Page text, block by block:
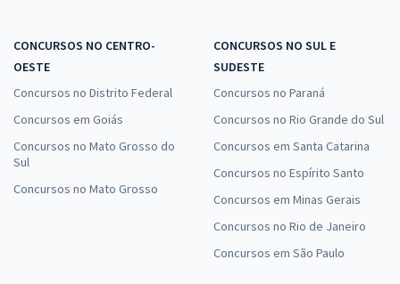
CONCURSOS NO CENTRO-
OESTE
Concursos no Distrito Federal
Concursos em Goiás
Concursos no Mato Grosso do
Sul
Concursos no Mato Grosso
CONCURSOS NO SUL E
SUDESTE
Concursos no Paraná
Concursos no Rio Grande do Sul
Concursos em Santa Catarina
Concursos no Espírito Santo
Concursos em Minas Gerais
Concursos no Rio de Janeiro
Concursos em São Paulo